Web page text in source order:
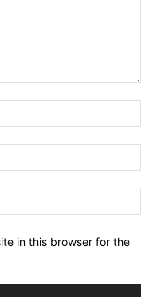
in this browser for the